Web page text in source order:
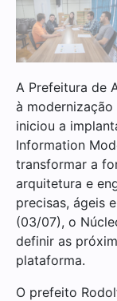
A Prefeitura de
à
iniciou a
Information
transformar a
arquitetura e
precisas, ágeis
(03/07), o
definir as
plataforma.
O prefeito